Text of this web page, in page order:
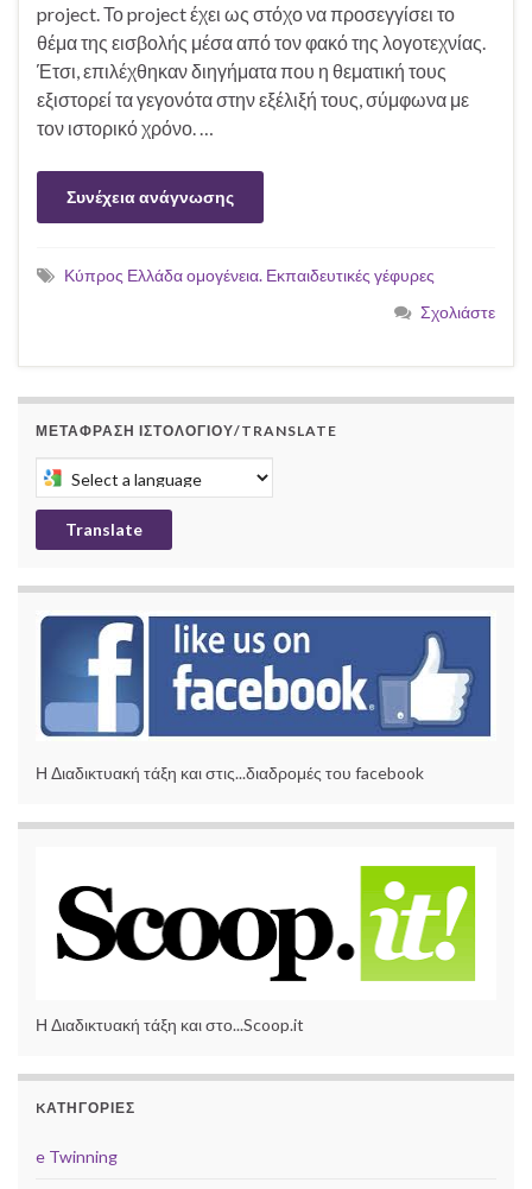
project. Το project έχει ως στόχο να προσεγγίσει το
θέμα της εισβολής μέσα από τον φακό της λογοτεχνίας.
Έτσι, επιλέχθηκαν διηγήματα που η θεματική τους
εξιστορεί τα γεγονότα στην εξέλιξή τους, σύμφωνα με
τον ιστορικό χρόνο. …
Συνέχεια ανάγνωσης
Κύπρος Ελλάδα ομογένεια. Εκπαιδευτικές γέφυρες
Σχολιάστε
ΜΕΤΆΦΡΑΣΗ ΙΣΤΟΛΟΓΊΟΥ/TRANSLATE
Select a language to translate this page
Translate
Η Διαδικτυακή τάξη και στις...διαδρομές του facebook
Η Διαδικτυακή τάξη και στο...Scoop.it
KΑΤΗΓΟΡΊΕΣ
e Twinning